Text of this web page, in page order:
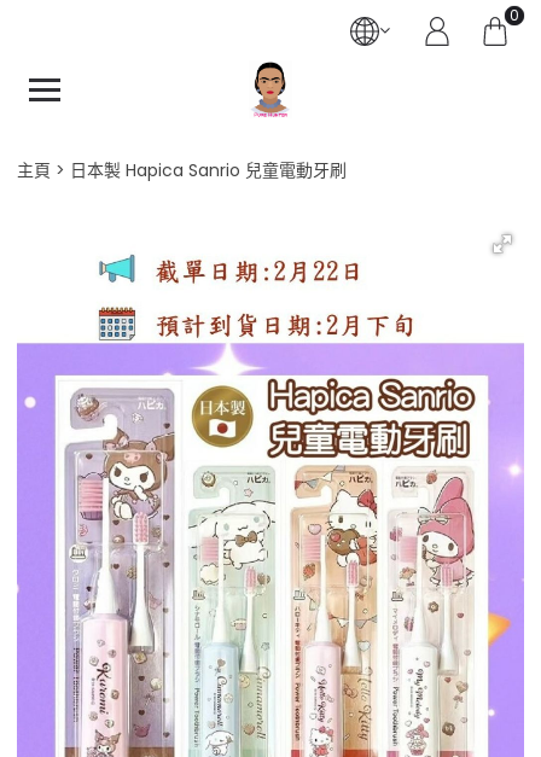
0
主頁 日本製 Hapica Sanrio 兒童電動牙刷